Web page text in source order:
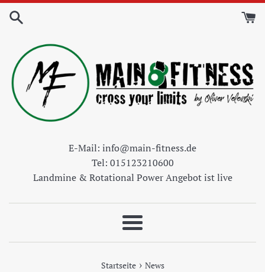
Direkt
zum
E-Mail: info@main-fitness.de
Tel: 015123210600
Landmine & Rotational Power Angebot ist live
Menü
Startseite › News